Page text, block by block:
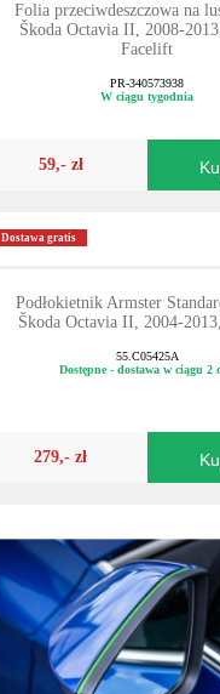
Folia przeciwdeszczowa na
Škoda Octavia II, 2008-
Facelift
PR-340573938
W ciągu tygodnia
59,- zł
Dostawa gratis
Podłokietnik Armster
Škoda Octavia II, 2004-
55.C05425A
Dostępne - dostawa w ciągu 2
279,- zł